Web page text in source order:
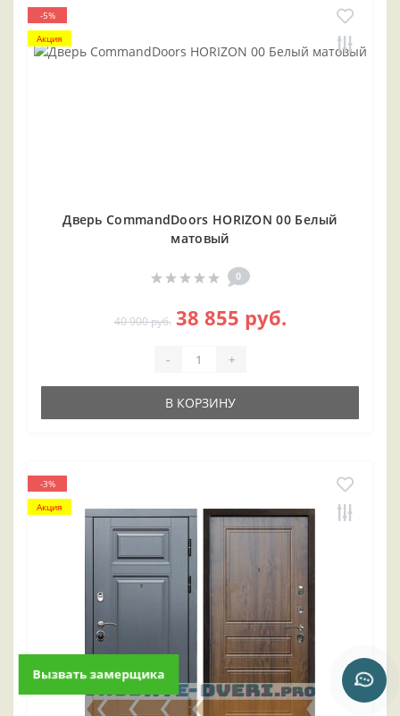
-5%
Акция
Дверь CommandDoors HORIZON 00 Белый
матовый
0
40 900 руб. 38 855 руб.
- +
В КОРЗИНУ
-3%
Акция
Вызвать замерщика